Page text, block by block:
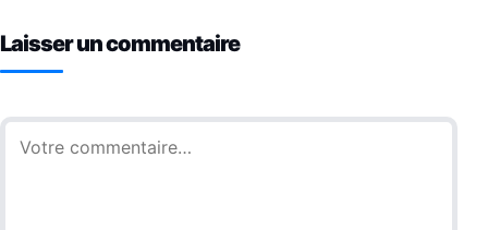
Laisser un commentaire
Commentaire